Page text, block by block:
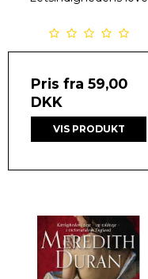
Pris fra 59,00
DKK
VIS PRODUKT